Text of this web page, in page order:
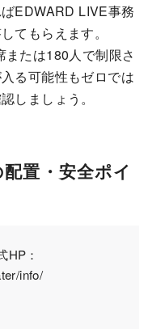
EDWARD LIVE事務
てもらえます。
たは180人で制限さ
る可能性もゼロでは
しましょう。
置・安全ポイ
HP：
info/